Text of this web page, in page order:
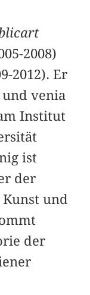
2008)
2012). Er
venia
Institut
ist
der
und
der